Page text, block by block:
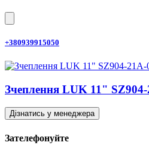
+380939915050
Зчеплення LUK 11"
Дізнатись у менеджера
Зателефонуйте